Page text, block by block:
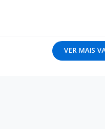
VER MAIS